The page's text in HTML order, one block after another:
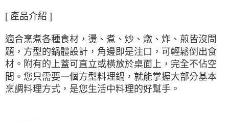
[ 產品介紹 ]
適合烹煮各種食材，燙、煮、炒、燉、炸、煎皆沒問
題，方型的鍋體設計，角邊即是注口，可輕鬆倒出食
材。附有的上蓋可直立或橫放於桌面上，完全不佔空
間。您只需要一個方型料理鍋，就能掌握大部分基本
烹調料理方式，是您生活中料理的好幫手。